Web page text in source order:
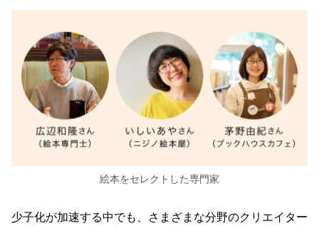
絵本をセレクトした専門家
少子化が加速する中でも、さまざまな分野のクリエイター